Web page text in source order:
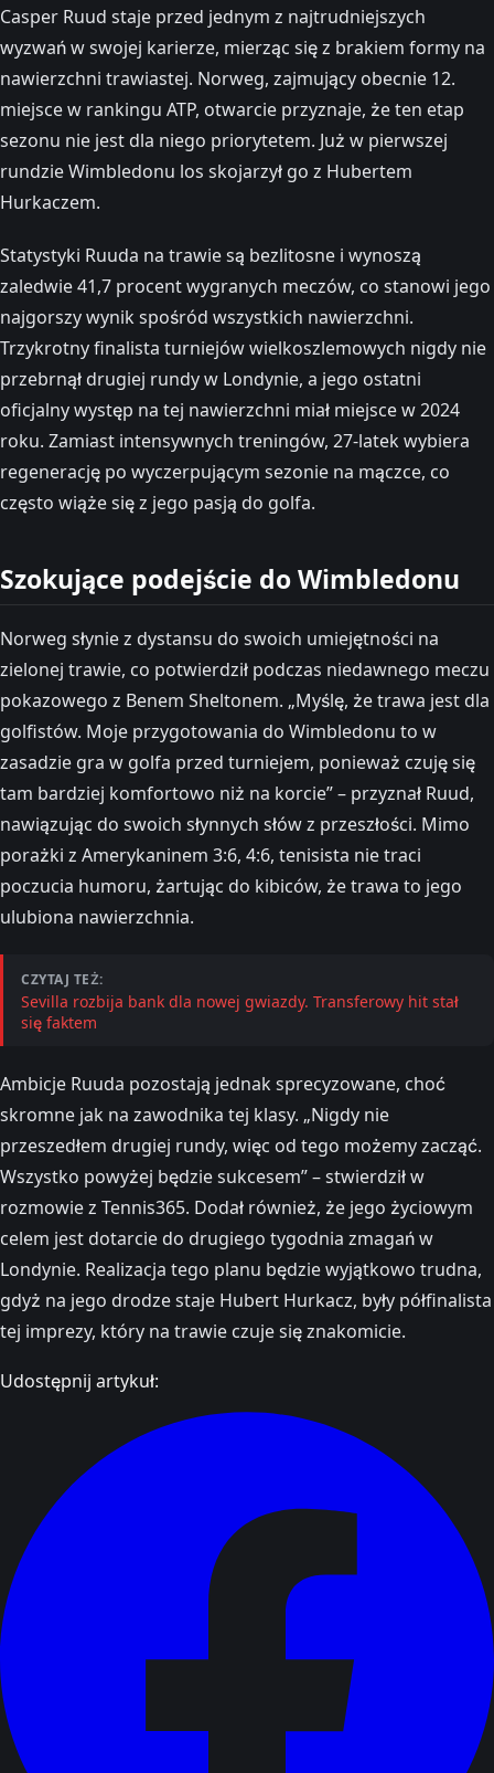
Casper Ruud staje przed jednym z najtrudniejszych
wyzwań w swojej karierze, mierząc się z brakiem formy na
nawierzchni trawiastej. Norweg, zajmujący obecnie 12.
miejsce w rankingu ATP, otwarcie przyznaje, że ten etap
sezonu nie jest dla niego priorytetem. Już w pierwszej
rundzie Wimbledonu los skojarzył go z Hubertem
Hurkaczem.
Statystyki Ruuda na trawie są bezlitosne i wynoszą
zaledwie 41,7 procent wygranych meczów, co stanowi jego
najgorszy wynik spośród wszystkich nawierzchni.
Trzykrotny finalista turniejów wielkoszlemowych nigdy nie
przebrnął drugiej rundy w Londynie, a jego ostatni
oficjalny występ na tej nawierzchni miał miejsce w 2024
roku. Zamiast intensywnych treningów, 27-latek wybiera
regenerację po wyczerpującym sezonie na mączce, co
często wiąże się z jego pasją do golfa.
Szokujące podejście do Wimbledonu
Norweg słynie z dystansu do swoich umiejętności na
zielonej trawie, co potwierdził podczas niedawnego meczu
pokazowego z Benem Sheltonem. „Myślę, że trawa jest dla
golfistów. Moje przygotowania do Wimbledonu to w
zasadzie gra w golfa przed turniejem, ponieważ czuję się
tam bardziej komfortowo niż na korcie” – przyznał Ruud,
nawiązując do swoich słynnych słów z przeszłości. Mimo
porażki z Amerykaninem 3:6, 4:6, tenisista nie traci
poczucia humoru, żartując do kibiców, że trawa to jego
ulubiona nawierzchnia.
CZYTAJ TEŻ:
Sevilla rozbija bank dla nowej gwiazdy. Transferowy hit stał
się faktem
Ambicje Ruuda pozostają jednak sprecyzowane, choć
skromne jak na zawodnika tej klasy. „Nigdy nie
przeszedłem drugiej rundy, więc od tego możemy zacząć.
Wszystko powyżej będzie sukcesem” – stwierdził w
rozmowie z Tennis365. Dodał również, że jego życiowym
celem jest dotarcie do drugiego tygodnia zmagań w
Londynie. Realizacja tego planu będzie wyjątkowo trudna,
gdyż na jego drodze staje Hubert Hurkacz, były półfinalista
tej imprezy, który na trawie czuje się znakomicie.
Udostępnij artykuł: